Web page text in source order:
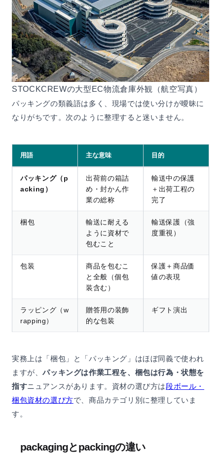
STOCKCREWの大型EC物流倉庫外観（航空写真）
パッキングの類義語は多く、現場では使い分けが曖昧に
なりがちです。次のように整理すると迷いません。
用語 主な意味 目的
パッキング（p
acking）
出荷前の箱詰
め・封かん作
業の総称
輸送中の保護
＋出荷工程の
完了
梱包
輸送に耐える
ように資材で
包むこと
輸送保護（強
度重視）
包装
商品を包むこ
と全般（個包
装含む）
保護＋商品価
値の表現
ラッピング（w
rapping）
贈答用の装飾
的な包装
ギフト演出
実務上は「梱包」と「パッキング」はほぼ同義で使われ
ますが、パッキングは作業工程を、梱包は行為・状態を
指すニュアンスがあります。資材の選び方は段ボール・
梱包資材の選び方で、商品カテゴリ別に整理していま
す。
packagingとpackingの違い